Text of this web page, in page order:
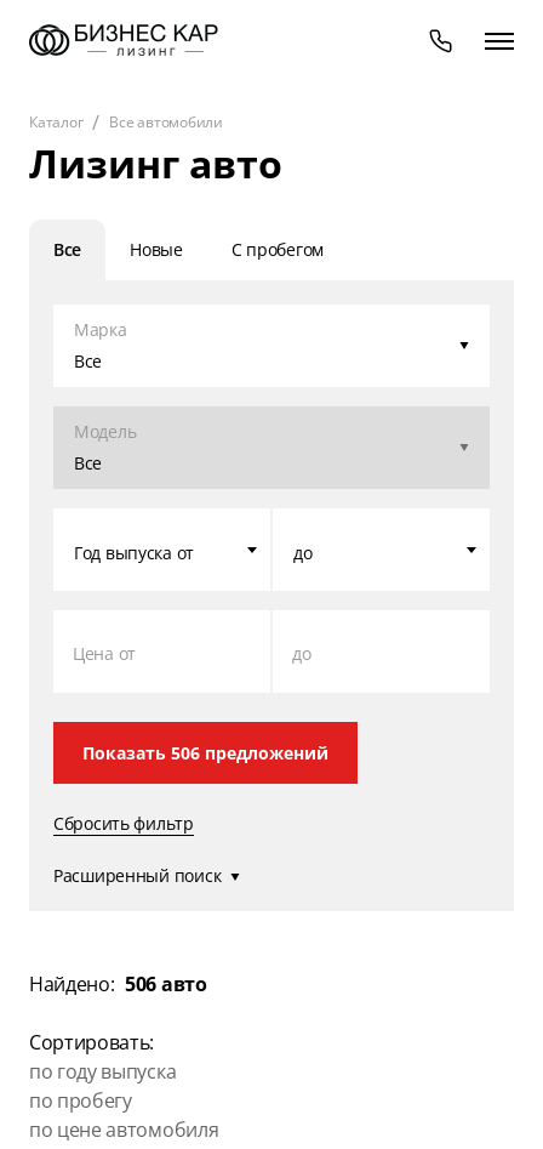
Каталог Все автомобили
Лизинг авто
Все Новые С пробегом
Марка
Все
Модель
Все
Год выпуска от до
Цена от до
Показать 506 предложений
Сбросить фильтр
Расширенный поиск
Найдено: 506 авто
Сортировать:
по году выпуска
по пробегу
по цене автомобиля